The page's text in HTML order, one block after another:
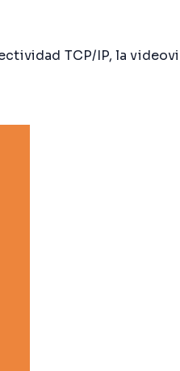
TCP/IP, la